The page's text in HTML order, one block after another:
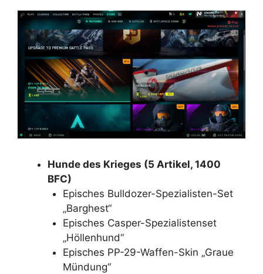
Hunde des Krieges (5 Artikel, 1400
BFC)
Episches Bulldozer-Spezialisten-Set
„Barghest“
Episches Casper-Spezialistenset
„Höllenhund“
Episches PP-29-Waffen-Skin „Graue
Mündung“